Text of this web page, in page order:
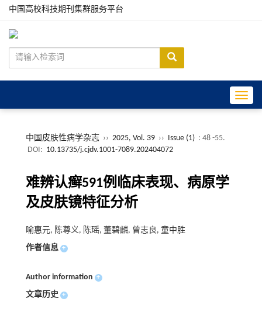
中国高校科技期刊集群服务平台
中国皮肤性病学杂志 ›› 2025, Vol. 39 ›› Issue (1) : 48 -55.
DOI: 10.13735/j.cjdv.1001-7089.202404072
难辨认癣591例临床表现、病原学
及皮肤镜特征分析
喻惠元, 陈尊义, 陈瑶, 董碧麟, 曾志良, 童中胜
作者信息 +
Author information +
文章历史 +